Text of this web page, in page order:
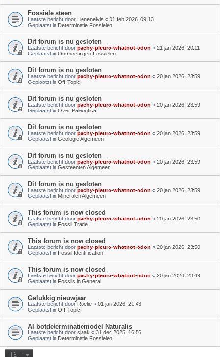
Fossiele steen
Laatste bericht door Lienenelvis « 01 feb 2026, 09:13
Geplaatst in Determinatie Fossielen
Dit forum is nu gesloten
Laatste bericht door pachy-pleuro-whatnot-odon « 21 jan 2026, 20:11
Geplaatst in Ontmoetingen Fossielen
Dit forum is nu gesloten
Laatste bericht door pachy-pleuro-whatnot-odon « 20 jan 2026, 23:59
Geplaatst in Off-Topic
Dit forum is nu gesloten
Laatste bericht door pachy-pleuro-whatnot-odon « 20 jan 2026, 23:59
Geplaatst in Over Paleontica
Dit forum is nu gesloten
Laatste bericht door pachy-pleuro-whatnot-odon « 20 jan 2026, 23:59
Geplaatst in Geologie Algemeen
Dit forum is nu gesloten
Laatste bericht door pachy-pleuro-whatnot-odon « 20 jan 2026, 23:59
Geplaatst in Gesteenten Algemeen
Dit forum is nu gesloten
Laatste bericht door pachy-pleuro-whatnot-odon « 20 jan 2026, 23:59
Geplaatst in Mineralen Algemeen
This forum is now closed
Laatste bericht door pachy-pleuro-whatnot-odon « 20 jan 2026, 23:50
Geplaatst in Fossil Trade
This forum is now closed
Laatste bericht door pachy-pleuro-whatnot-odon « 20 jan 2026, 23:50
Geplaatst in Fossil Identification
This forum is now closed
Laatste bericht door pachy-pleuro-whatnot-odon « 20 jan 2026, 23:49
Geplaatst in Fossils in General
Gelukkig nieuwjaar
Laatste bericht door Roelie « 01 jan 2026, 21:43
Geplaatst in Off-Topic
AI botdeterminatiemodel Naturalis
Laatste bericht door sjaak « 31 dec 2025, 16:56
Geplaatst in Determinatie Fossielen